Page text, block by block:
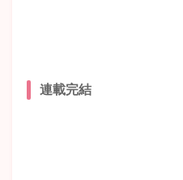
連載完結